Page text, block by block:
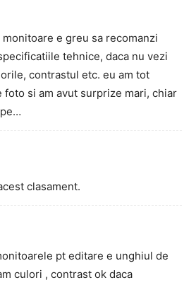
monitoare e greu sa recomanzi
tehnice, daca nu vezi
contrastul etc. eu am tot
foto si am avut surprize mari, chiar
clasament.
pt editare e unghiul de
culori , contrast ok daca